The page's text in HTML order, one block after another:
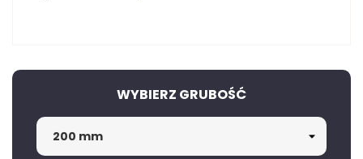
WYBIERZ GRUBOŚĆ